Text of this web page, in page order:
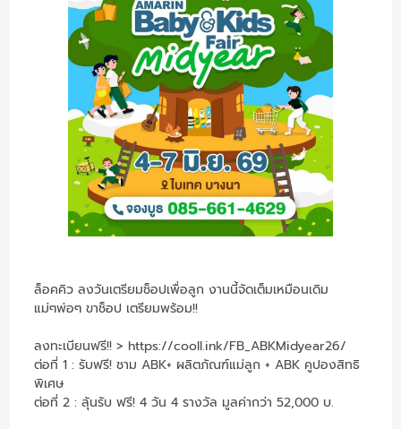
ล็อคคิว ลงวันเตรียมช็อปเพื่อลูก งานนี้จัดเต็มเหมือนเดิม
แม่ๆพ่อๆ ขาช็อป เตรียมพร้อม!!
ลงทะเบียนฟรี!! > https://cooll.ink/FB_ABKMidyear26/
ต่อที่ 1 : รับฟรี! ชาม ABK+ ผลิตภัณฑ์แม่ลูก + ABK คูปองสิทธิ
พิเศษ
ต่อที่ 2 : ลุ้นรับ ฟรี! 4 วัน 4 รางวัล มูลค่ากว่า 52,000 บ.